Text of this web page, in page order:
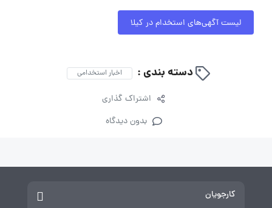
لیست آگهی‌های استخدام در کیلا
دسته بندی : اخبار استخدامی
اشتراک گذاری
بدون دیدگاه
کارجویان